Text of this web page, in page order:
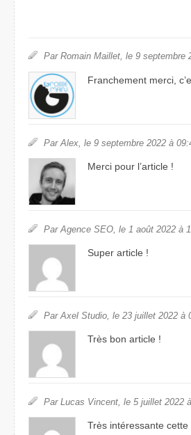
Par Romain Maillet, le 9 septembre
Franchement merci,
Par Alex, le 9 septembre 2022 à
Merci pour l’article !
Par Agence SEO, le 1 août 2022 à
Super article !
Par Axel Studio, le 23 juillet 2022 à
Très bon article !
Par Lucas Vincent, le 5 juillet 2022 à
Très intéressante cette